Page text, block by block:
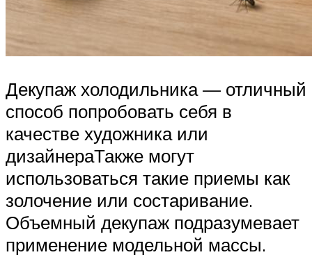
Декупаж холодильника — отличный
способ попробовать себя в
качестве художника или
дизайнераТакже могут
использоваться такие приемы как
золочение или состаривание.
Объемный декупаж подразумевает
применение модельной массы.